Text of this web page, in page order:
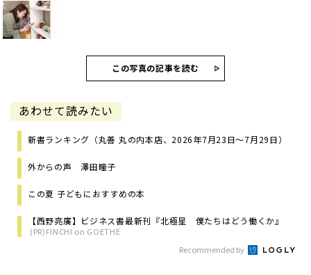
この写真の記事を読む
あわせて読みたい
新書ランキング（丸善 丸の内本店、2026年7月23日～7月29日）
外からの声 澤田瞳子
この夏 子どもにおすすめの本
【西野亮廣】ビジネス書最新刊『北極星 僕たちはどう働くか』
(PR)FINCHI on GOETHE
Recommended by